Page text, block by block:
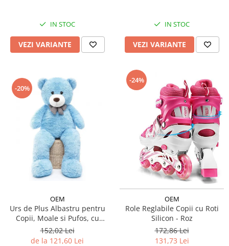
IN STOC
VEZI VARIANTE
IN STOC
VEZI VARIANTE
-20%
OEM
Urs de Plus Albastru pentru
Copii, Moale si Pufos, cu
Fundita
152,02 Lei
de la 121,60 Lei
-24%
OEM
Role Reglabile Copii cu Roti
Silicon - Roz
172,86 Lei
131,73 Lei